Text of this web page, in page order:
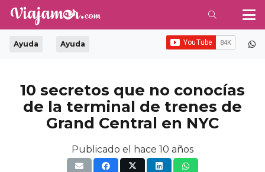
Ayuda Ayuda
10 secretos que no conocías
de la terminal de trenes de
Grand Central en NYC
Publicado el hace 10 años